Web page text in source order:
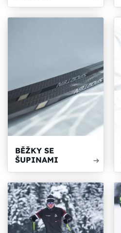
BĚŽKY SE
ŠUPINAMI